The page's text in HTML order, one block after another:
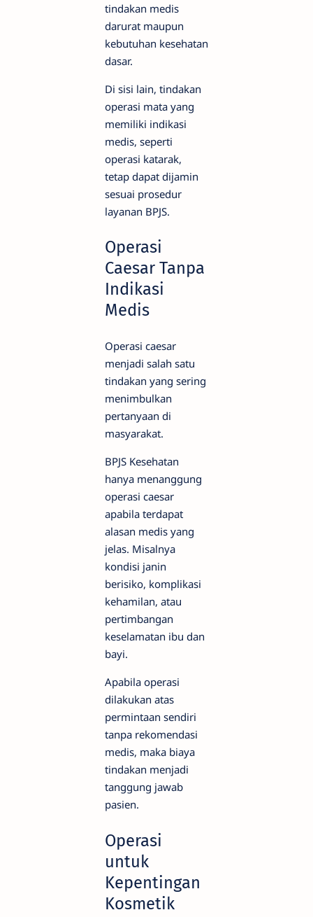
tindakan medis
darurat maupun
kebutuhan kesehatan
dasar.
Di sisi lain, tindakan
operasi mata yang
memiliki indikasi
medis, seperti
operasi katarak,
tetap dapat dijamin
sesuai prosedur
layanan BPJS.
Operasi
Caesar Tanpa
Indikasi
Medis
Operasi caesar
menjadi salah satu
tindakan yang sering
menimbulkan
pertanyaan di
masyarakat.
BPJS Kesehatan
hanya menanggung
operasi caesar
apabila terdapat
alasan medis yang
jelas. Misalnya
kondisi janin
berisiko, komplikasi
kehamilan, atau
pertimbangan
keselamatan ibu dan
bayi.
Apabila operasi
dilakukan atas
permintaan sendiri
tanpa rekomendasi
medis, maka biaya
tindakan menjadi
tanggung jawab
pasien.
Operasi
untuk
Kepentingan
Kosmetik